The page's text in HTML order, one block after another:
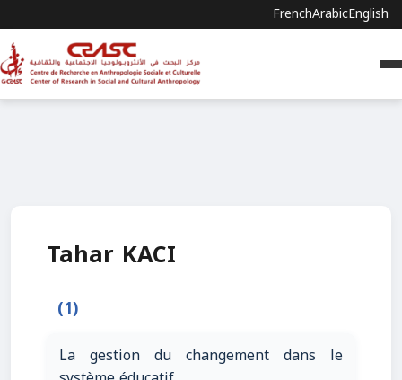
FrenchArabicEnglish
Tahar KACI
(1)
La gestion du changement dans le